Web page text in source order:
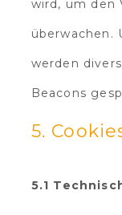
wird, um den
überwachen.
werden
Beacons
5.
5.1